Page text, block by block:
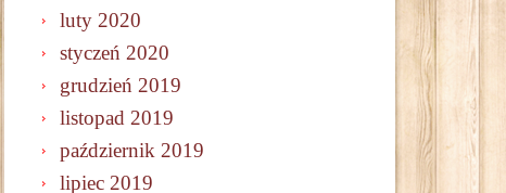
luty 2020
styczeń 2020
grudzień 2019
listopad 2019
październik 2019
lipiec 2019